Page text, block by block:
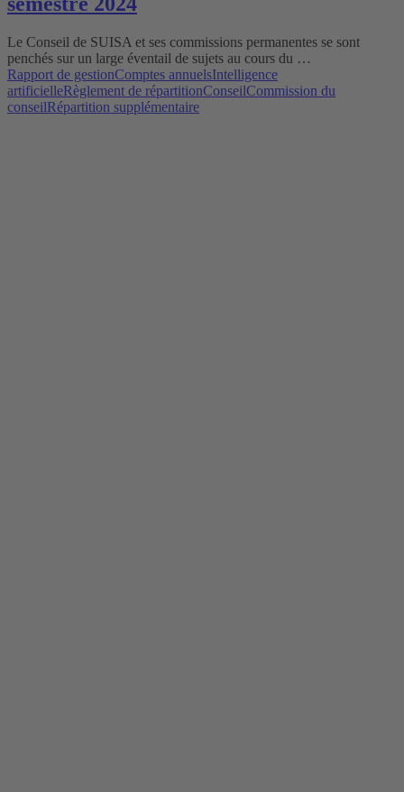
Le Conseil de SUISA et ses commissions permanentes se sont
penchés sur un large éventail de sujets au cours du …
Rapport de gestionComptes annuelsIntelligence
artificielleRèglement de répartitionConseilCommission du
conseilRépartition supplémentaire